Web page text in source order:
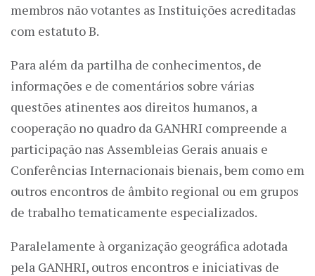
membros não votantes as Instituições acreditadas
com estatuto B.
Para além da partilha de conhecimentos, de
informações e de comentários sobre várias
questões atinentes aos direitos humanos, a
cooperação no quadro da GANHRI compreende a
participação nas Assembleias Gerais anuais e
Conferências Internacionais bienais, bem como em
outros encontros de âmbito regional ou em grupos
de trabalho tematicamente especializados.
Paralelamente à organização geográfica adotada
pela GANHRI, outros encontros e iniciativas de